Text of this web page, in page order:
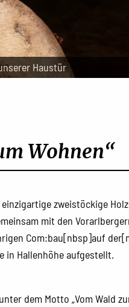
Haustür
Wohnen“
zweistöckige
mit den
Com:bau[nbsp]auf
in Hallenhöhe aufgestellt.
dem Motto „Vom Wald